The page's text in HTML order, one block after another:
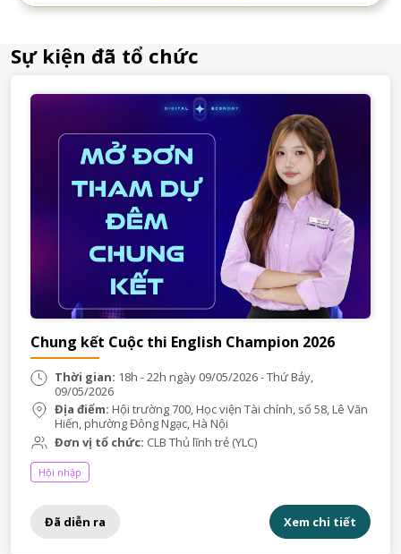
Sự kiện đã tổ chức
Chung kết Cuộc thi English Champion 2026
Thời gian: 18h - 22h ngày 09/05/2026 - Thứ Bảy,
09/05/2026
Địa điểm: Hội trường 700, Học viện Tài chính, số 58, Lê Văn
Hiến, phường Đông Ngạc, Hà Nội
Đơn vị tổ chức: CLB Thủ lĩnh trẻ (YLC)
Hội nhập
Đã diễn ra Xem chi tiết